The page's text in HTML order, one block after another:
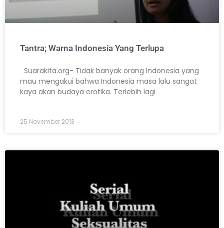
Tantra; Warna Indonesia Yang Terlupa
Suarakita.org- Tidak banyak orang Indonesia yang
mau mengakui bahwa Indonesia masa lalu sangat
kaya akan budaya erotika. Terlebih lagi
25 November 2013